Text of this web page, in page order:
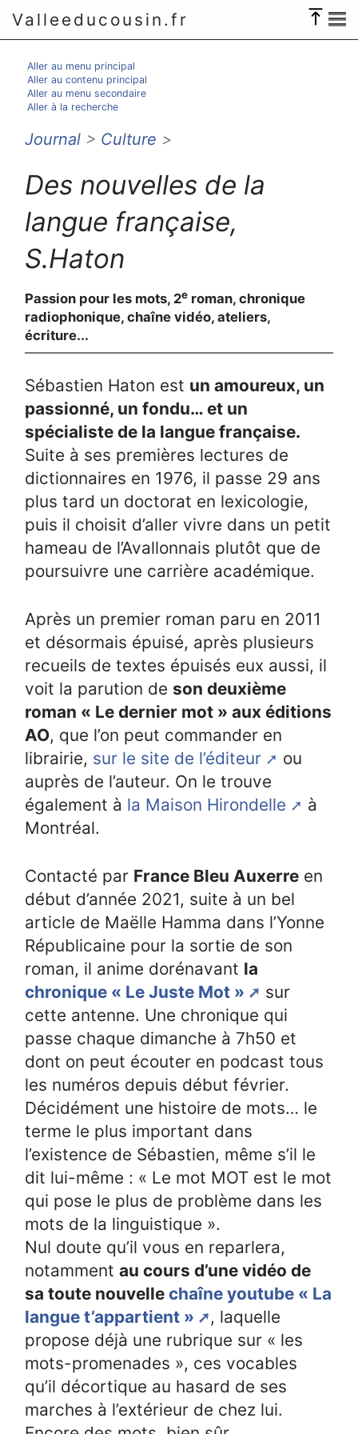
Valleeducousin.fr
Aller au menu principal
Aller au contenu principal
Aller au menu secondaire
Aller à la recherche
Journal > Culture >
Des nouvelles de la
langue française,
S.Haton
Passion pour les mots, 2e roman, chronique
radiophonique, chaîne vidéo, ateliers,
écriture...
Sébastien Haton est un amoureux, un
passionné, un fondu… et un
spécialiste de la langue française.
Suite à ses premières lectures de
dictionnaires en 1976, il passe 29 ans
plus tard un doctorat en lexicologie,
puis il choisit d’aller vivre dans un petit
hameau de l’Avallonnais plutôt que de
poursuivre une carrière académique.
Après un premier roman paru en 2011
et désormais épuisé, après plusieurs
recueils de textes épuisés eux aussi, il
voit la parution de son deuxième
roman « Le dernier mot » aux éditions
AO, que l’on peut commander en
librairie, sur le site de l’éditeur
ou
auprès de l’auteur. On le trouve
également à la Maison Hirondelle
à
Montréal.
Contacté par France Bleu Auxerre en
début d’année 2021, suite à un bel
article de Maëlle Hamma dans l’Yonne
Républicaine pour la sortie de son
roman, il anime dorénavant la
chronique « Le Juste Mot »
sur
cette antenne. Une chronique qui
passe chaque dimanche à 7h50 et
dont on peut écouter en podcast tous
les numéros depuis début février.
Décidément une histoire de mots… le
terme le plus important dans
l’existence de Sébastien, même s’il le
dit lui-même : « Le mot MOT est le mot
qui pose le plus de problème dans les
mots de la linguistique ».
Nul doute qu’il vous en reparlera,
notammentau cours d’une vidéo de
sa toute nouvellechaîne youtube « La
langue t’appartient »
, laquelle
propose déjà une rubrique sur « les
mots-promenades », ces vocables
qu’il décortique au hasard de ses
marches à l’extérieur de chez lui.